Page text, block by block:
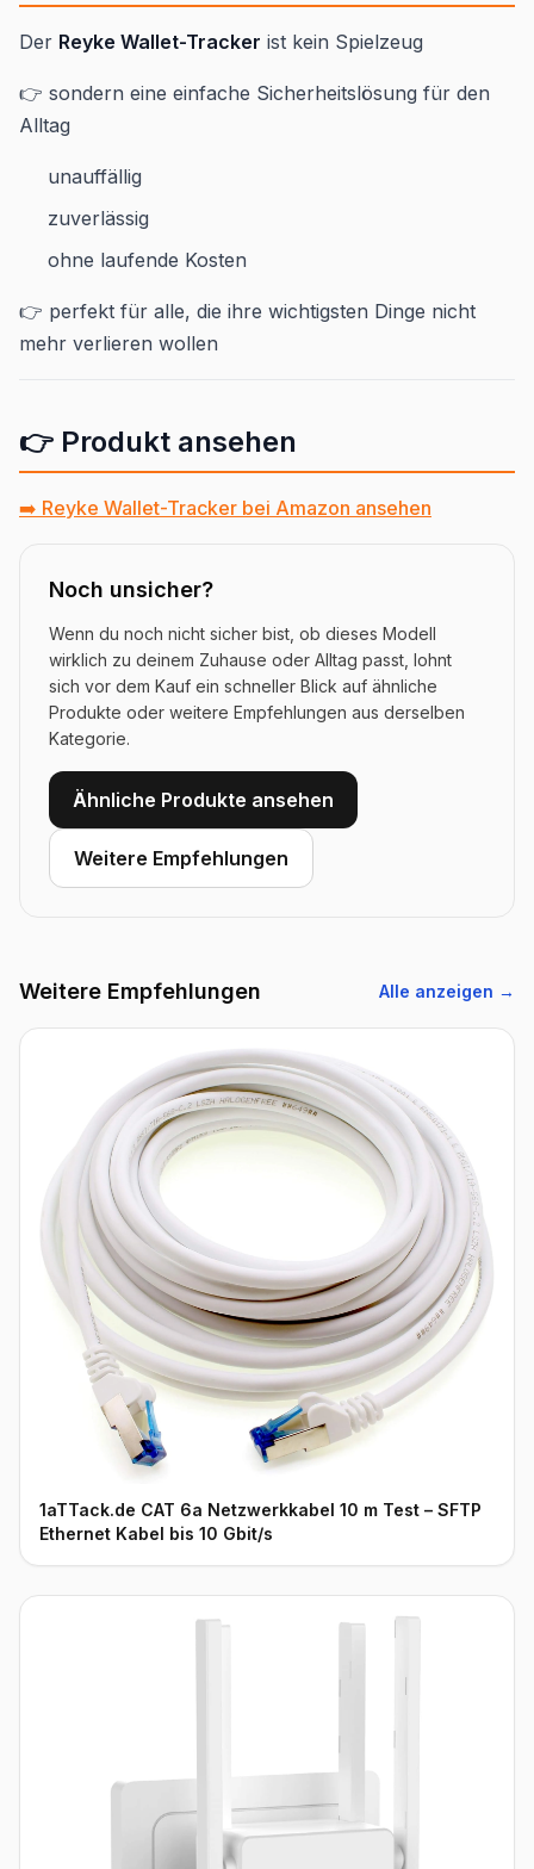
Der Reyke Wallet-Tracker ist kein Spielzeug
👉 sondern eine einfache Sicherheitslösung für den
Alltag
unauffällig
zuverlässig
ohne laufende Kosten
👉 perfekt für alle, die ihre wichtigsten Dinge nicht
mehr verlieren wollen
👉 Produkt ansehen
➡️ Reyke Wallet-Tracker bei Amazon ansehen
Noch unsicher?
Wenn du noch nicht sicher bist, ob dieses Modell
wirklich zu deinem Zuhause oder Alltag passt, lohnt
sich vor dem Kauf ein schneller Blick auf ähnliche
Produkte oder weitere Empfehlungen aus derselben
Kategorie.
Ähnliche Produkte ansehen
Weitere Empfehlungen
Weitere Empfehlungen Alle anzeigen →
1aTTack.de CAT 6a Netzwerkkabel 10 m Test – SFTP
Ethernet Kabel bis 10 Gbit/s